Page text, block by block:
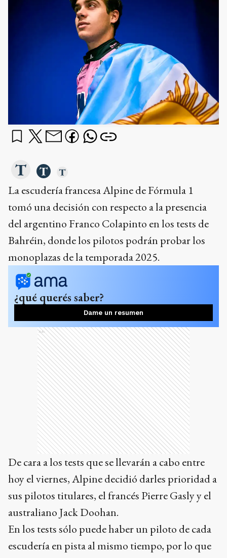
La escudería francesa Alpine de Fórmula 1
tomó una decisión con respecto a la presencia
del argentino Franco Colapinto en los tests de
Bahréin, donde los pilotos podrán probar los
monoplazas de la temporada 2025.
¿qué querés saber?
Dame un resumen
Ads
De cara a los tests que se llevarán a cabo entre
hoy el viernes, Alpine decidió darles prioridad a
sus pilotos titulares, el francés Pierre Gasly y el
australiano Jack Doohan.
En los tests sólo puede haber un piloto de cada
escudería en pista al mismo tiempo, por lo que